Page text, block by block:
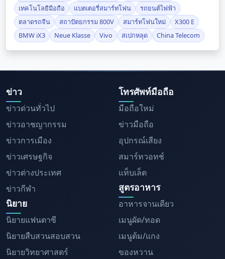
เทคโนโลยีมือถือ
แบตเตอรี่สมาร์ทโฟน
รถยนต์ไฟฟ้า
ตลาดรถจีน
สถาปัตยกรรม 800V สมาร์ทโฟนใหม่
X300 E
BMW iX3
Neue Klasse Vivo สเปกหลุด China Telecom
ข่าว
ข่าวด่วนทั่วไป
ข่าวอาชญากรรม
ข่าวการเมือง
ข่าวเศรษฐกิจ
ข่าวต่างประเทศ
ข่าวกีฬา
นิยาย
นิยายแฟนตาซี
นิยายสืบสวนสอบสวน
นิยายวิทยาศาสตร์
โทรศัพท์มือถือ
มือถือใหม่
ข่าวมือถือ
อุปกรณ์เสียง
สมาร์ทวอทช์
แท็บเล็ต
สูตรอาหาร
อาหารจานเดียว
เมนูผัด/ทอด
เมนูต้ม/แกง
ของหวาน